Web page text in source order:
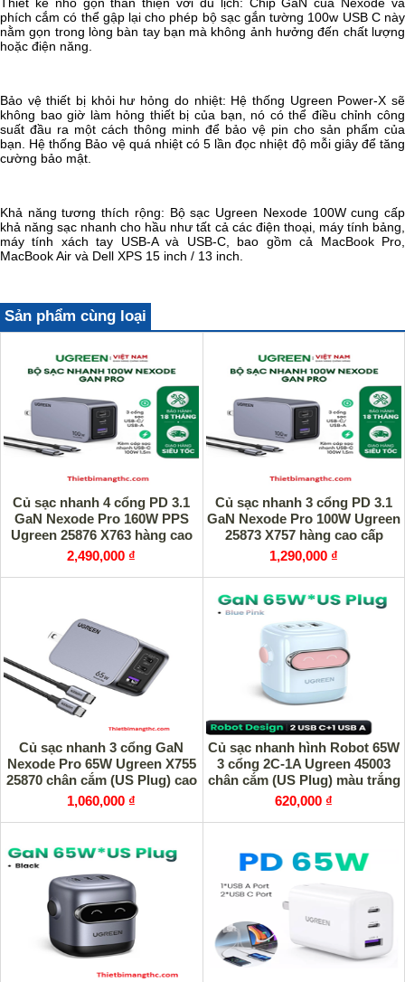
phích cắm có thể gập lại cho phép bộ sạc gắn tường 100w USB C này
nằm gọn trong lòng bàn tay bạn mà không ảnh hưởng đến chất lượng
hoặc điện năng.
Bảo vệ thiết bị khỏi hư hỏng do nhiệt: Hệ thống Ugreen Power-X sẽ
không bao giờ làm hỏng thiết bị của bạn, nó có thể điều chỉnh công
suất đầu ra một cách thông minh để bảo vệ pin cho sản phẩm của
bạn. Hệ thống Bảo vệ quá nhiệt có 5 lần đọc nhiệt độ mỗi giây để tăng
cường bảo mật.
Khả năng tương thích rộng: Bộ sạc Ugreen Nexode 100W cung cấp
khả năng sạc nhanh cho hầu như tất cả các điện thoại, máy tính bảng,
máy tính xách tay USB-A và USB-C, bao gồm cả MacBook Pro,
MacBook Air và Dell XPS 15 inch / 13 inch.
Sản phẩm cùng loại
Củ sạc nhanh 4 cổng PD 3.1
GaN Nexode Pro 160W PPS
Ugreen 25876 X763 hàng cao
cấp
2,490,000 ₫
Củ sạc nhanh 3 cổng PD 3.1
GaN Nexode Pro 100W Ugreen
25873 X757 hàng cao cấp
1,290,000 ₫
Củ sạc nhanh 3 cổng GaN
Nexode Pro 65W Ugreen X755
25870 chân cắm (US Plug) cao
cấp
1,060,000 ₫
Củ sạc nhanh hình Robot 65W
3 cổng 2C-1A Ugreen 45003
chân cắm (US Plug) màu trắng
xanh cao cấp
620,000 ₫